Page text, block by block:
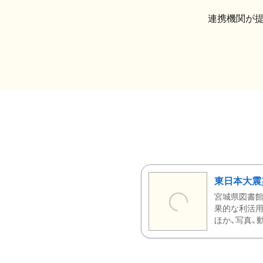
連携機関が
東日本大
宮城県図書
果的な利活
ほか、写真、